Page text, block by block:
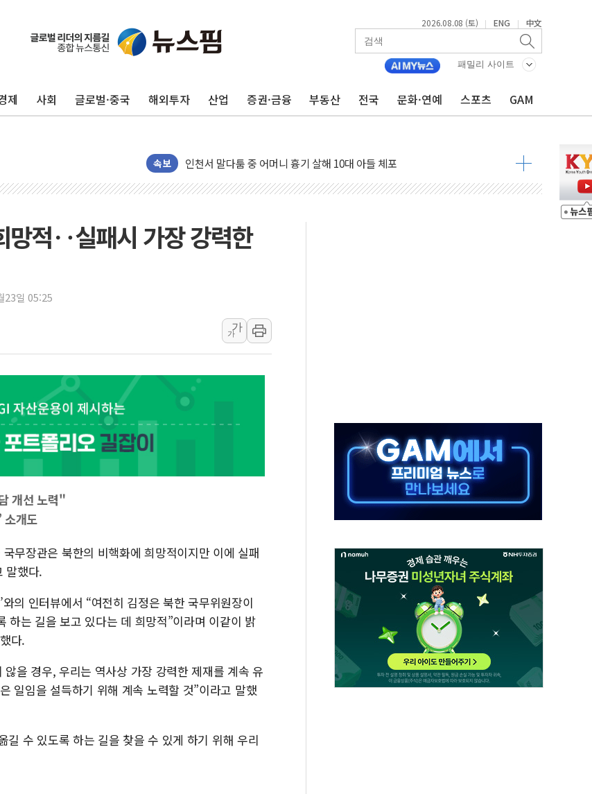
2026.08.08 (토) | ENG | 中文
패밀리 사이트
제 사회 글로벌·중국 해외투자 산업 증권·금융 부동산 전국 문화·연예 스포츠 GAM
속보
서울 중랑구 주택가서 흉기 난동…60대 남성 2명 숨져
여수 오동도 인근 해상서 모터보트 전복…1명 사망·1명 실종
추미애, '위안부' 피해자 기림의 날 참석..."국제적 시민 연대로 목소리 내야"
인천서 말다툼 중 어머니 흉기 살해 10대 아들 체포
'화합' 꺼낸 김민석에 '뻔뻔' 받아친 정청래…제주 연설서 신경전 고조
동해중부 전 해상 풍랑주의보…10일까지 최대 3.5m 높은 물결
연일 폭염에 온열질환 사망 23명…정부, 비상대응기구 가동
강원 중·남부 동해안 시간당 50mm 이상 폭우…호우경보 발효
李대통령, 'ISA·주가누르기 방지법' 전면 재검토 지시
주말 무더위·열대야 지속…내륙 곳곳 소나기
오세훈 "용산공원 주택 검토, 민주당 스스로 원칙 뒤집는 것"
망적‥실패시 가장 강력한
23일 05:25
가
가
개선 노력"
소개도
무장관은 북한의 비핵화에 희망적이지만 이에 실패
말했다.
의 인터뷰에서 “여전히 김정은 북한 국무위원장이
하는 길을 보고 있다는 데 희망적”이라며 이같이 밝
다.
을 경우, 우리는 역사상 가장 강력한 제재를 계속 유
일임을 설득하기 위해 계속 노력할 것”이라고 말했
길 수 있도록 하는 길을 찾을 수 있게 하기 위해 우리